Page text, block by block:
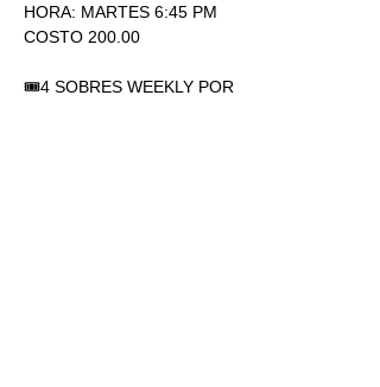
HORA: MARTES 6:45 PM
COSTO 200.00
🎟4 SOBRES WEEKLY POR